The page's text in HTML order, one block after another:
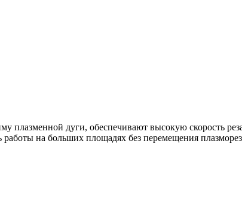
плазменной дуги, обеспечивают высокую скорость
на больших площадях без перемещения